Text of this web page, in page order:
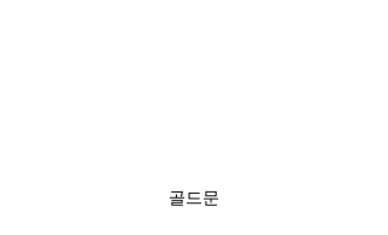
골드문